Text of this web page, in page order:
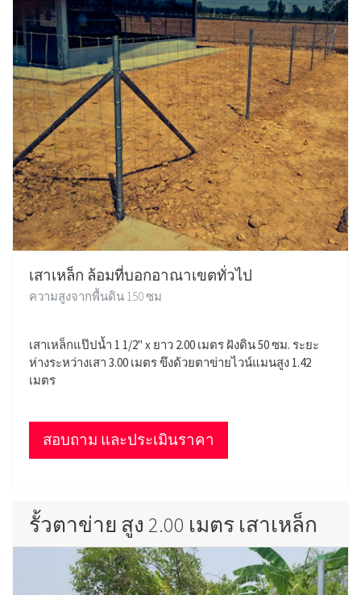
เสาเหล็ก ล้อมที่บอกอาณาเขตทั่วไป
ความสูงจากพื้นดิน 150 ซม
เสาเหล็กแป๊ปน้ำ 1 1/2" x ยาว 2.00 เมตร ฝังดิน 50 ซม. ระยะ
ห่างระหว่างเสา 3.00 เมตร ขึงด้วยตาข่ายไวน์แมนสูง 1.42
เมตร
สอบถาม และประเมินราคา
รั้วตาข่าย สูง 2.00 เมตร เสาเหล็ก